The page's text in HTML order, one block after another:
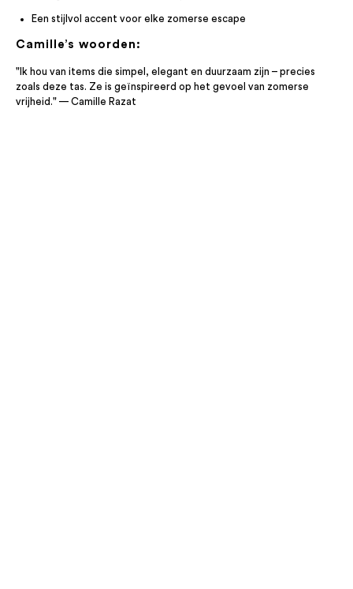
Een stijlvol accent voor elke zomerse escape
Camille’s woorden:
"Ik hou van items die simpel, elegant en duurzaam zijn – precies
zoals deze tas. Ze is geïnspireerd op het gevoel van zomerse
vrijheid." — Camille Razat